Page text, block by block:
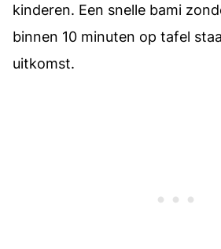
kinderen. Een snelle bami
binnen 10 minuten op tafel
uitkomst.